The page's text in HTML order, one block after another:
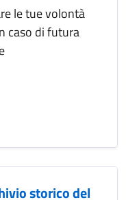
le tue volontà
caso di futura
storico del